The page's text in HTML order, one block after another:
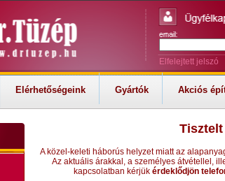
Elfelejtett jelszó
Elérhetőségeink Gyártók Akciós
A közel-keleti háborús helyzet miatt az
Az aktuális árakkal, a személyes átvétellel,
kapcsolatban kérjük érdeklődjön